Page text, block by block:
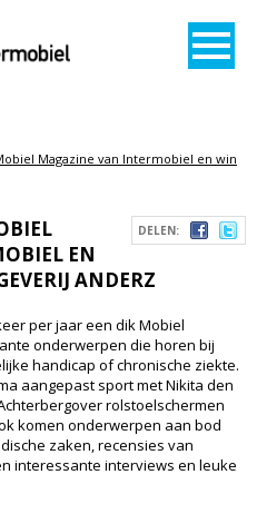
Magazine van Intermobiel en win
DELEN:
EN
ANDERZ
per jaar een dik Mobiel
onderwerpen die horen bij
handicap of chronische ziekte.
aangepast sport met Nikita den
rolstoelschermen
komen onderwerpen aan bod
zaken, recensies van
interessante interviews en leuke